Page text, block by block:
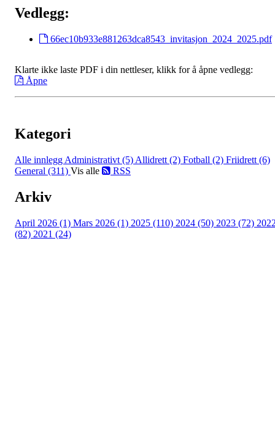
Vedlegg:
66ec10b933e881263dca8543_invitasjon_2024_2025.pdf
Klarte ikke laste PDF i din nettleser, klikk for å åpne vedlegg:
Åpne
Kategori
Alle innlegg Administrativt (5) Allidrett (2) Fotball (2) Friidrett (6)
General (311) Vis alle RSS
Arkiv
April 2026 (1) Mars 2026 (1) 2025 (110) 2024 (50) 2023 (72)
(82) 2021 (24)